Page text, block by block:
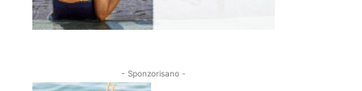
- Sponzorisano -